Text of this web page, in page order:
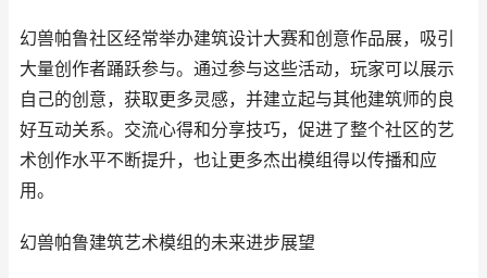
幻兽帕鲁社区经常举办建筑设计大赛和创意作品展，吸引
大量创作者踊跃参与。通过参与这些活动，玩家可以展示
自己的创意，获取更多灵感，并建立起与其他建筑师的良
好互动关系。交流心得和分享技巧，促进了整个社区的艺
术创作水平不断提升，也让更多杰出模组得以传播和应
用。
幻兽帕鲁建筑艺术模组的未来进步展望